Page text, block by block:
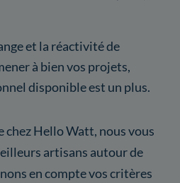
et la réactivité de
à bien vos projets,
disponible est un plus.
chez Hello Watt, nous vous
artisans autour de
en compte vos critères